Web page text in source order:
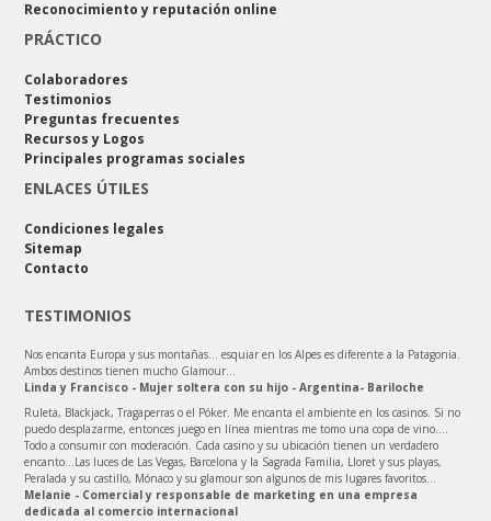
Reconocimiento y reputación online
PRÁCTICO
Colaboradores
Testimonios
Preguntas frecuentes
Recursos y Logos
Principales programas sociales
ENLACES ÚTILES
Condiciones legales
Sitemap
Contacto
TESTIMONIOS
Nos encanta Europa y sus montañas… esquiar en los Alpes es diferente a la Patagonia.
Ambos destinos tienen mucho Glamour…
Linda y Francisco - Mujer soltera con su hijo - Argentina- Bariloche
Ruleta, Blackjack, Tragaperras o el Póker. Me encanta el ambiente en los casinos. Si no
puedo desplazarme, entonces juego en línea mientras me tomo una copa de vino....
Todo a consumir con moderación. Cada casino y su ubicación tienen un verdadero
encanto...Las luces de Las Vegas, Barcelona y la Sagrada Familia, Lloret y sus playas,
Peralada y su castillo, Mónaco y su glamour son algunos de mis lugares favoritos...
Melanie - Comercial y responsable de marketing en una empresa
dedicada al comercio internacional